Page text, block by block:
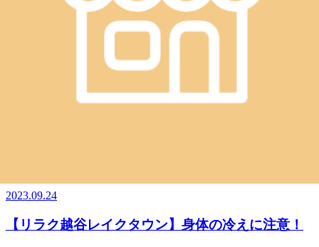
リラクのボディケアをぜひご体験ください★
048-967-5051
最近のブログ
にかけて涼しかったですね。いや、肌寒いって言う方が正し
い…？？急に気温変化に困惑した鈴木です。薄手の長袖長ズ
ボンのパジャマで寝ましたがそれでもひんやりして、しっか
り上掛けをかけて。特に、AM3:30に起きてラグビー観てい
2023.09.24
【リラク越谷レイクタウン】身体の冷えに注意！